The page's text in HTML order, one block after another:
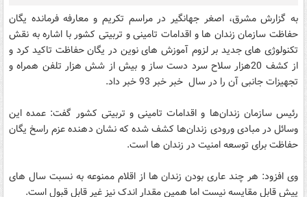
به گزارش مشرق، اصغر جهانگیر در مراسم تکریم و معارفه فرمانده یگان
حفاظت سازمان زندان ها و اقدامات تامینی و تربیتی کشور با اشاره به نقش
تکنولوژی های جدید بر لزوم آموزش های نوین در یگان حفاظت تاکید کرد و
از کشف 20هزار سلاح سرد دست ساز و بیش از شش هزار تلفن همراه و
تجهیزات جانبی آن را در سال خبر خبر 93 خبر داد.
رئیس سازمان زندان‌ها و اقدامات تامینی و تربیتی کشور گفت: عمده این
وسائل در مبادی ورودی زندان‌ها کشف شده که نشان دهنده عزم راسخ یگان
حفاظت برای توسعه امنیت در زندان ها است.
وی افزود: هر چند عاری بودن زندان ها از اقلام ممنوعه به نسبت سال های
پیش قابل مقایسه نیست اما همین مقدار اندک نیز غیر قابل قبول است.